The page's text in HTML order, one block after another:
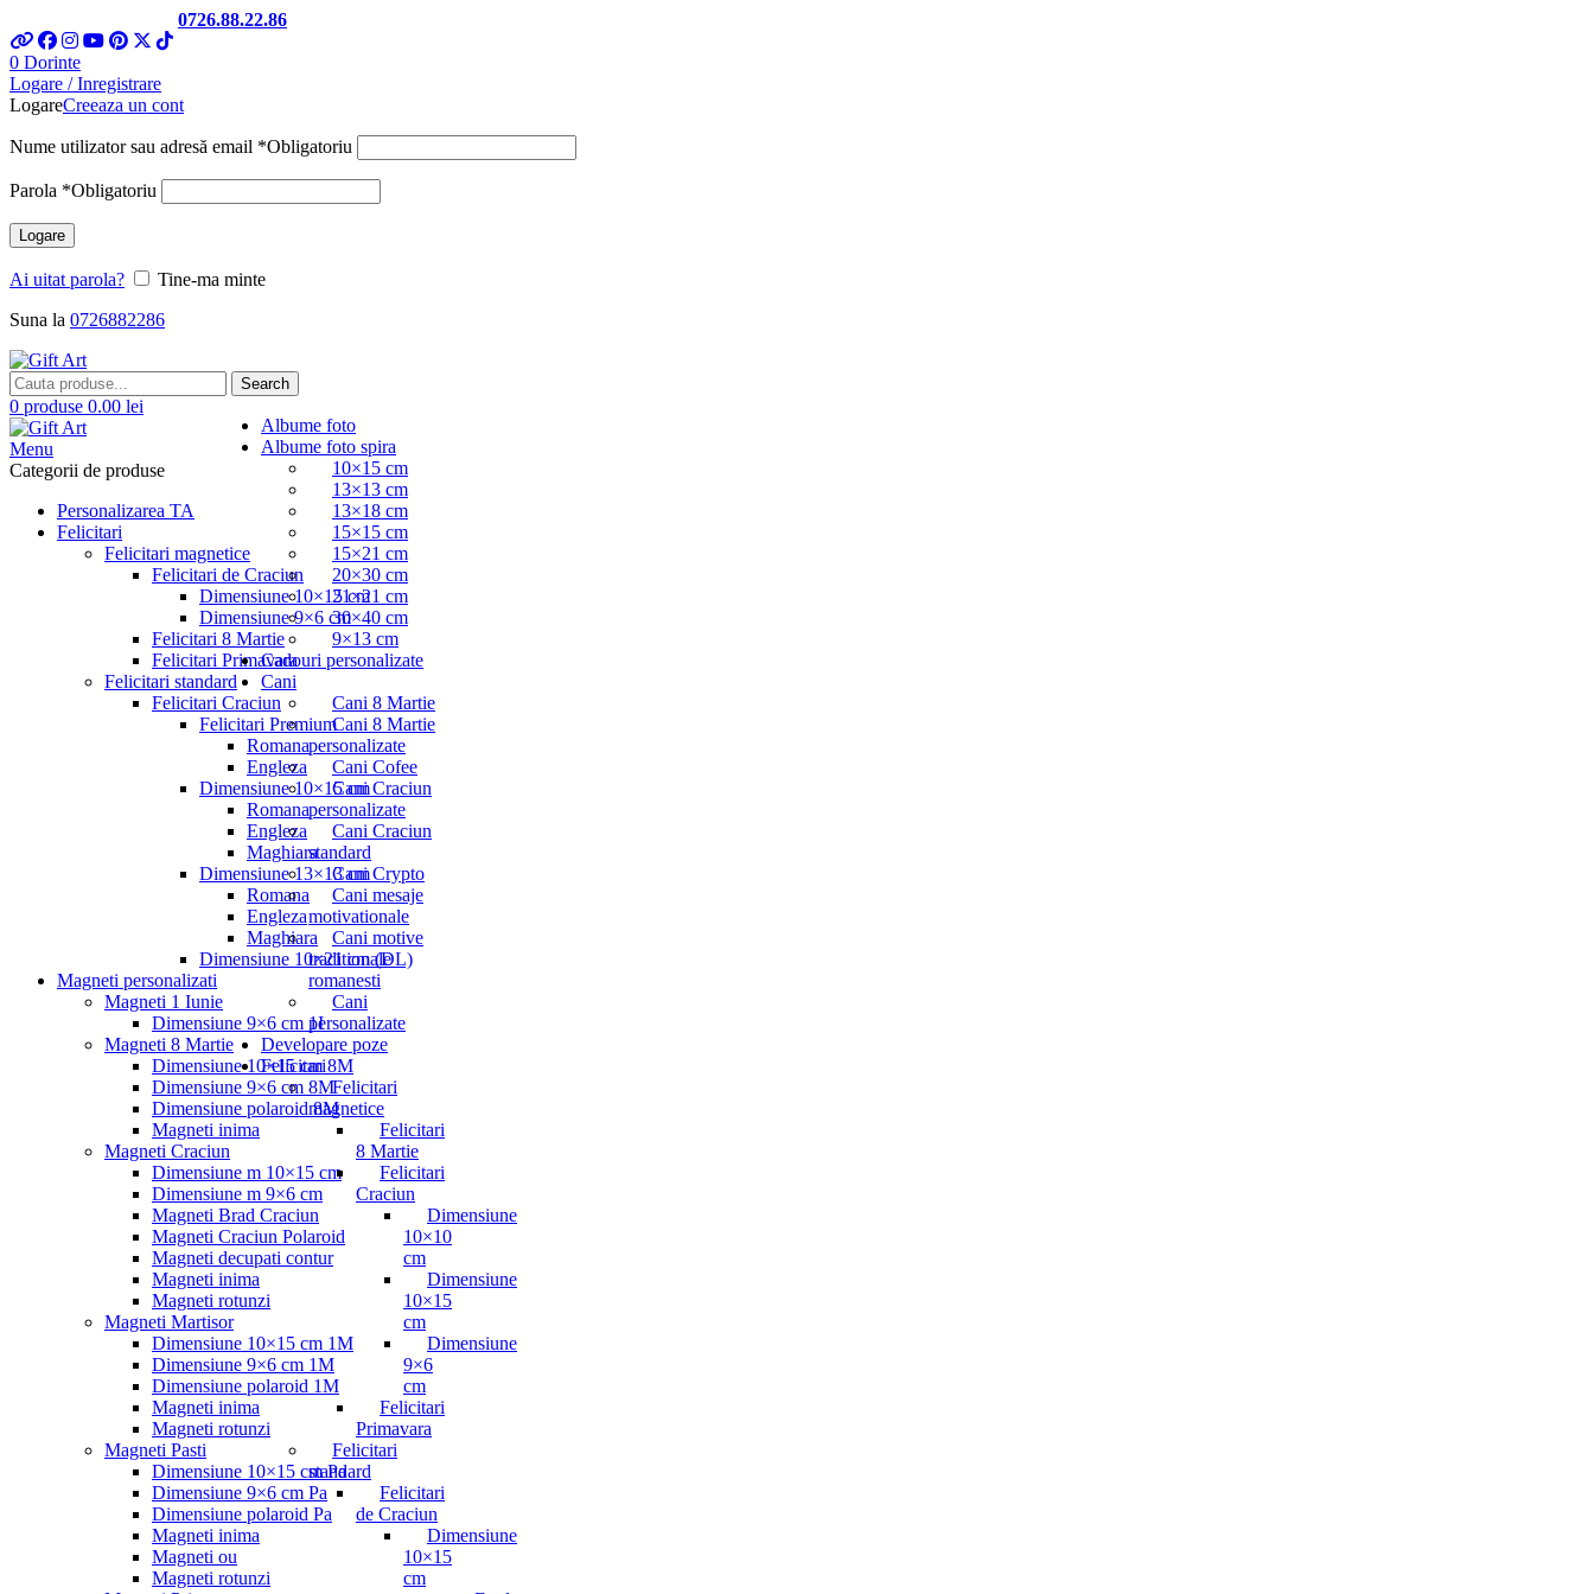
0726.88.22.86
0 Dorinte
Logare / Inregistrare
LogareCreeaza un cont
Nume utilizator sau adresă email *Obligatoriu
Parola *Obligatoriu
Logare
Ai uitat parola?
Tine-ma minte
Suna la 0726882286
Albume foto
Albume foto spira
10×15 cm
13×13 cm
13×18 cm
15×15 cm
15×21 cm
20×30 cm
21×21 cm
30×40 cm
9×13 cm
Cadouri personalizate
Cani
Cani 8 Martie
Cani 8 Martie
personalizate
Cani Cofee
Cani Craciun
personalizate
Cani Craciun
standard
Cani Crypto
Cani mesaje
motivationale
Cani motive
traditionale
romanesti
Cani
personalizate
Developare poze
Felicitari
Felicitari
magnetice
Felicitari
8 Martie
Felicitari
Craciun
Dimensiune
10×10
cm
Dimensiune
10×15
cm
Dimensiune
9×6
cm
Felicitari
Primavara
Felicitari
standard
Felicitari
de Craciun
Dimensiune
10×15
cm
Search
0 produse 0.00 lei
Menu
Categorii de produse
Personalizarea TA
Felicitari
Felicitari magnetice
Felicitari de Craciun
Dimensiune 10×15 cm
Dimensiune 9×6 cm
Felicitari 8 Martie
Felicitari Primavara
Felicitari standard
Felicitari Craciun
Felicitari Premium
Romana
Engleza
Dimensiune 10×15 cm
Romana
Engleza
Maghiara
Dimensiune 13×13 cm
Romana
Engleza
Maghiara
Dimensiune 10×21 cm (DL)
Magneti personalizati
Magneti 1 Iunie
Dimensiune 9×6 cm 1I
Magneti 8 Martie
Dimensiune 10×15 cm 8M
Dimensiune 9×6 cm 8M
Dimensiune polaroid 8M
Magneti inima
Magneti Craciun
Dimensiune m 10×15 cm
Dimensiune m 9×6 cm
Magneti Brad Craciun
Magneti Craciun Polaroid
Magneti decupati contur
Magneti inima
Magneti rotunzi
Magneti Martisor
Dimensiune 10×15 cm 1M
Dimensiune 9×6 cm 1M
Dimensiune polaroid 1M
Magneti inima
Magneti rotunzi
Magneti Pasti
Dimensiune 10×15 cm Pa
Dimensiune 9×6 cm Pa
Dimensiune polaroid Pa
Magneti inima
Magneti ou
Magneti rotunzi